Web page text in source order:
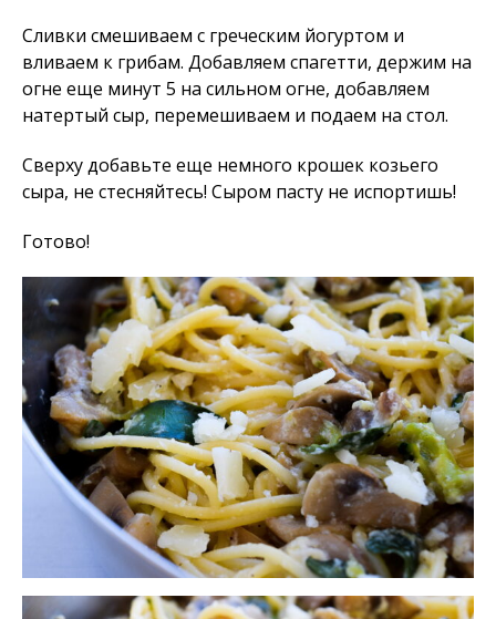
Сливки смешиваем с греческим йогуртом и
вливаем к грибам. Добавляем спагетти, держим на
огне еще минут 5 на сильном огне, добавляем
натертый сыр, перемешиваем и подаем на стол.
Сверху добавьте еще немного крошек козьего
сыра, не стесняйтесь! Сыром пасту не испортишь!
Готово!